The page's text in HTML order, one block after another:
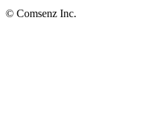
© Comsenz Inc.